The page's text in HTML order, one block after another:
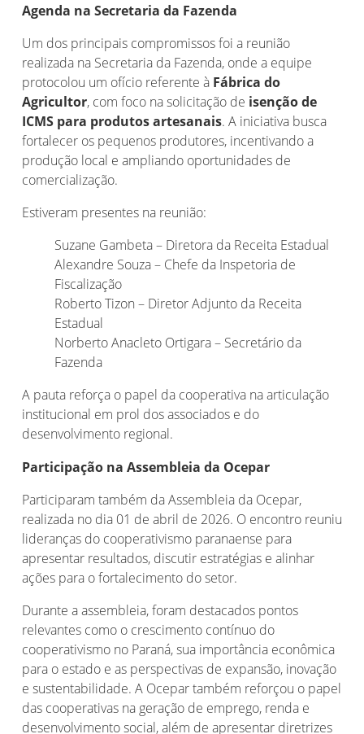
Agenda na Secretaria da Fazenda
Um dos principais compromissos foi a reunião
realizada na Secretaria da Fazenda, onde a equipe
protocolou um ofício referente à Fábrica do
Agricultor, com foco na solicitação de isenção de
ICMS para produtos artesanais. A iniciativa busca
fortalecer os pequenos produtores, incentivando a
produção local e ampliando oportunidades de
comercialização.
Estiveram presentes na reunião:
Suzane Gambeta – Diretora da Receita Estadual
Alexandre Souza – Chefe da Inspetoria de
Fiscalização
Roberto Tizon – Diretor Adjunto da Receita
Estadual
Norberto Anacleto Ortigara – Secretário da
Fazenda
A pauta reforça o papel da cooperativa na articulação
institucional em prol dos associados e do
desenvolvimento regional.
Participação na Assembleia da Ocepar
Participaram também da Assembleia da Ocepar,
realizada no dia 01 de abril de 2026. O encontro reuniu
lideranças do cooperativismo paranaense para
apresentar resultados, discutir estratégias e alinhar
ações para o fortalecimento do setor.
Durante a assembleia, foram destacados pontos
relevantes como o crescimento contínuo do
cooperativismo no Paraná, sua importância econômica
para o estado e as perspectivas de expansão, inovação
e sustentabilidade. A Ocepar também reforçou o papel
das cooperativas na geração de emprego, renda e
desenvolvimento social, além de apresentar diretrizes